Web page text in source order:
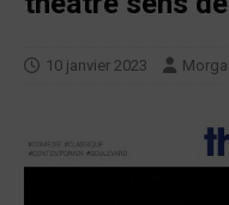
10 janvier 2023